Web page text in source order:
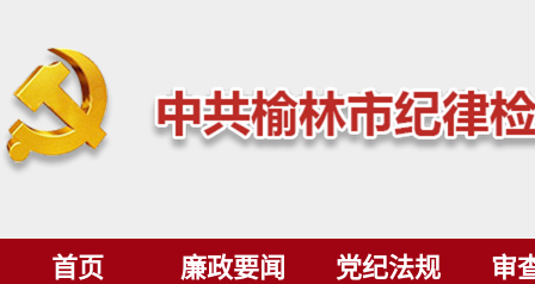
首页 廉政要闻 党纪法规 审